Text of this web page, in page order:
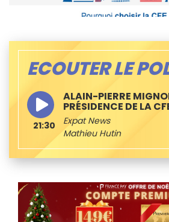
ECOUTER LE
ALAIN-PIERRE
PRÉSIDENCE DE LA
Expat News
Mathieu Hutin
21:30